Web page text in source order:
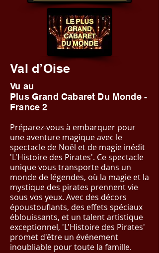
Val d’Oise
Vu au
Plus Grand Cabaret Du Monde -
France 2
Préparez-vous à embarquer pour
une aventure magique avec le
spectacle de Noël et de magie inédit
'L'Histoire des Pirates'. Ce spectacle
unique vous transporte dans un
monde de légendes, où la magie et la
mystique des pirates prennent vie
sous vos yeux. Avec des décors
époustouflants, des effets spéciaux
éblouissants, et un talent artistique
exceptionnel, 'L'Histoire des Pirates'
promet d'être un événement
inoubliable pour toute la famille.